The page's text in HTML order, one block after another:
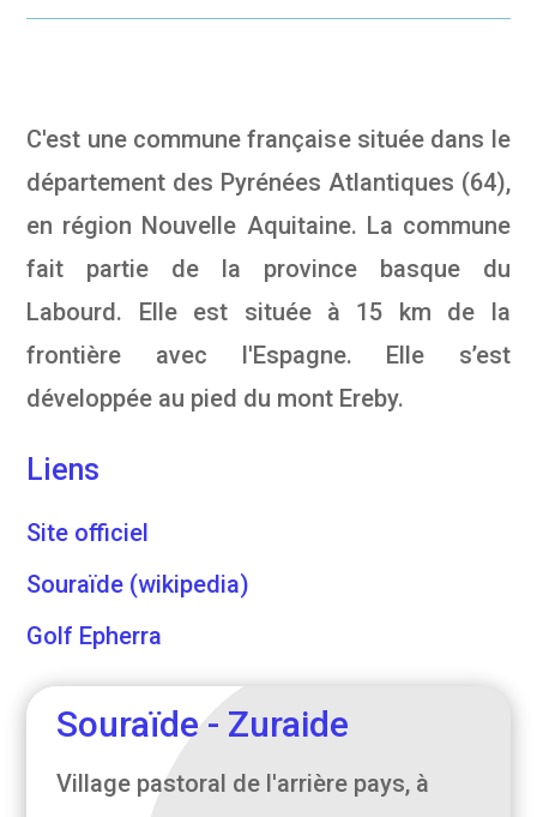
C'est une commune française située dans le
département des Pyrénées Atlantiques (64),
en région Nouvelle Aquitaine. La commune
fait partie de la province basque du
Labourd. Elle est située à 15 km de la
frontière avec l'Espagne. Elle s’est
développée au pied du mont Ereby.
Liens
Site officiel
Souraïde (wikipedia)
Golf Epherra
Souraïde - Zuraide
Village pastoral de l'arrière pays, à